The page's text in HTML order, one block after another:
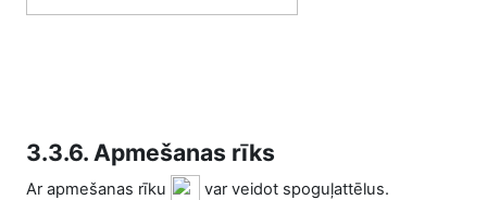
3.3.6. Apmešanas rīks
Ar apmešanas rīku
var veidot spoguļattēlus.